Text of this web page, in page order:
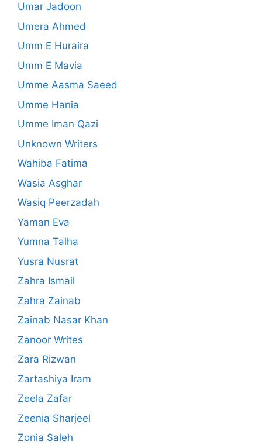
Umar Jadoon
Umera Ahmed
Umm E Huraira
Umm E Mavia
Umme Aasma Saeed
Umme Hania
Umme Iman Qazi
Unknown Writers
Wahiba Fatima
Wasia Asghar
Wasiq Peerzadah
Yaman Eva
Yumna Talha
Yusra Nusrat
Zahra Ismail
Zahra Zainab
Zainab Nasar Khan
Zanoor Writes
Zara Rizwan
Zartashiya Iram
Zeela Zafar
Zeenia Sharjeel
Zonia Saleh